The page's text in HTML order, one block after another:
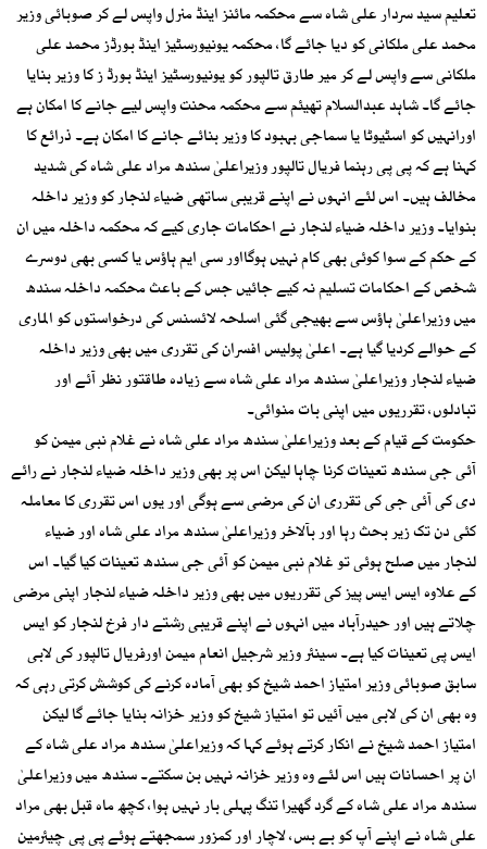
تعلیم سید سردار علی شاہ سے محکمہ مائنز اینڈ منرل واپس لے کر صوبائی وزیر
محمد علی ملکانی کو دیا جائے گا، محکمہ یونیورسٹیز اینڈ بورڈز محمد علی
ملکانی سے واپس لے کر میر طارق تالپور کو یونیورسٹیز اینڈ بورڈ ز کا وزیر بنایا
جائے گا۔ شاہد عبدالسلام تھیئم سے محکمہ محنت واپس لیے جانے کا امکان ہے
اورانہیں کو اسٹیوٹا یا سماجی بہبود کا وزیر بنائے جانے کا امکان ہے۔ ذرائع کا
کہنا ہے کہ پی پی رہنما فریال تالپور وزیراعلیٰ سندھ مراد علی شاہ کی شدید
مخالف ہیں۔ اس لئے انہوں نے اپنے قریبی ساتھی ضیاء لنجار کو وزیر داخلہ
بنوایا۔ وزیر داخلہ ضیاء لنجار نے احکامات جاری کیے کہ محکمہ داخلہ میں ان
کے حکم کے سوا کوئی بھی کام نہیں ہوگااور سی ایم ہاؤس یا کسی بھی دوسرے
شخص کے احکامات تسلیم نہ کیے جائیں جس کے باعث محکمہ داخلہ سندھ
میں وزیراعلیٰ ہاؤس سے بھیجی گئی اسلحہ لائسنس کی درخواستوں کو الماری
کے حوالے کردیا گیا ہے۔ اعلیٰ پولیس افسران کی تقرری میں بھی وزیر داخلہ
ضیاء لنجار وزیراعلیٰ سندھ مراد علی شاہ سے زیادہ طاقتور نظر آئے اور
تبادلوں، تقرریوں میں اپنی بات منوائی۔
حکومت کے قیام کے بعد وزیراعلیٰ سندھ مراد علی شاہ نے غلام نبی میمن کو
آئی جی سندھ تعینات کرنا چاہا لیکن اس پر بھی وزیر داخلہ ضیاء لنجار نے رائے
دی کی آئی جی کی تقرری ان کی مرضی سے ہوگی اور یوں اس تقرری کا معاملہ
کئی دن تک زیر بحث رہا اور بآلاخر وزیراعلیٰ سندھ مراد علی شاہ اور ضیاء
لنجار میں صلح ہوئی تو غلام نبی میمن کو آئی جی سندھ تعینات کیا گیا۔ اس
کے علاوہ ایس ایس پیز کی تقرریوں میں بھی وزیر داخلہ ضیاء لنجار اپنی مرضی
چلاتے ہیں اور حیدرآباد میں انہوں نے اپنے قریبی رشتے دار فرخ لنجار کو ایس
ایس پی تعینات کیا ہے۔ سینئر وزیر شرجیل انعام میمن اورفریال تالپور کی لابی
سابق صوبائی وزیر امتیاز احمد شیخ کو بھی آمادہ کرنے کی کوشش کرتی رہی کہ
وہ بھی ان کی لابی میں آئیں تو امتیاز شیخ کو وزیر خزانہ بنایا جائے گا لیکن
امتیاز احمد شیخ نے انکار کرتے ہوئے کہا کہ وزیراعلیٰ سندھ مراد علی شاہ کے
ان پر احسانات ہیں اس لئے وہ وزیر خزانہ نہیں بن سکتے۔ سندھ میں وزیراعلیٰ
سندھ مراد علی شاہ کے گرد گھیرا تنگ پہلی بار نہیں ہوا، کچھ ماہ قبل بھی مراد
علی شاہ نے اپنے آپ کو بے بس، لاچار اور کمزور سمجھتے ہوئے پی پی چیئرمین